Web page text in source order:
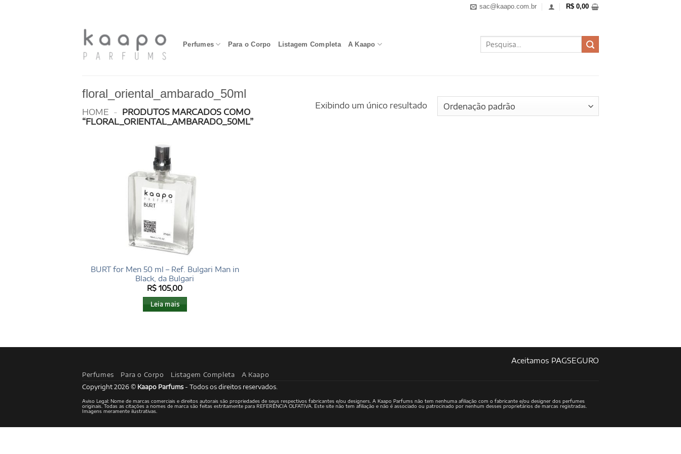
sac@kaapo.com.br R$ 0,00
Perfumes Para o Corpo Listagem Completa A Kaapo
Pesquisar
por:
floral_oriental_ambarado_50ml
HOME - PRODUTOS MARCADOS COMO
“FLORAL_ORIENTAL_AMBARADO_50ML”
Exibindo um único resultado
BURT for Men 50 ml – Ref. Bulgari Man in
Black, da Bulgari
R$ 105,00
Leia mais
Aceitamos PAGSEGURO
Perfumes Para o Corpo Listagem Completa A Kaapo
Copyright 2026 © Kaapo Parfums- Todos os direitos reservados.
Aviso Legal: Nome de marcas comerciais e direitos autorais são propriedades de seus respectivos fabricantes e/ou designers. A Kaapo Parfums não tem nenhuma afiliação com o fabricante e/ou designer dos perfumes
originais. Todas as citações a nomes de marca são feitas estritamente para REFERÊNCIA OLFATIVA. Este site não tem afiliação e não é associado ou patrocinado por nenhum desses proprietários de marcas registradas.
Imagens meramente ilustrativas.